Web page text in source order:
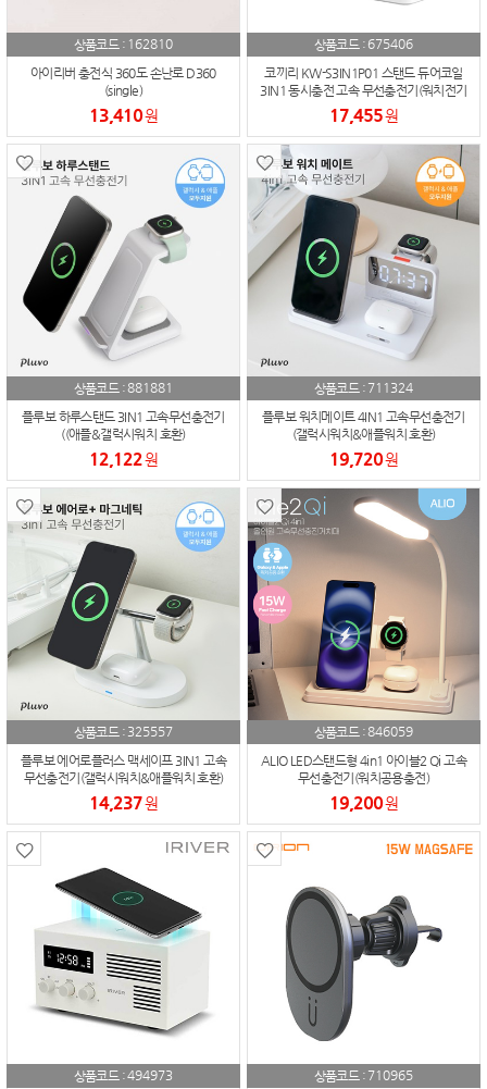
상품코드 : 162810
아이리버 충전식 360도 손난로 D360
(single)
13,410원
상품코드 : 675406
코끼리 KW-S3IN1P01 스탠드 듀어코일
3IN1 동시충전 고속 무선충전기(워치전기
종호환)
17,455원
상품코드 :881881
플루보 하루스탠드 3IN1 고속무선충전기
((애플&갤럭시워치 호환)
12,122원
상품코드 : 711324
플루보 워치메이트 4IN1 고속무선충전기
(갤럭시워치&애플워치 호환)
19,720원
상품코드 : 325557
플루보 에어로플러스 맥세이프 3IN1 고속
무선충전기(갤럭시워치&애플워치 호환)
14,237원
상품코드 :846059
ALIO LED스탠드형 4in1 아이블2 Qi 고속
무선충전기(워치공용충전)
19,200원
상품코드 :494973
상품코드 : 710965